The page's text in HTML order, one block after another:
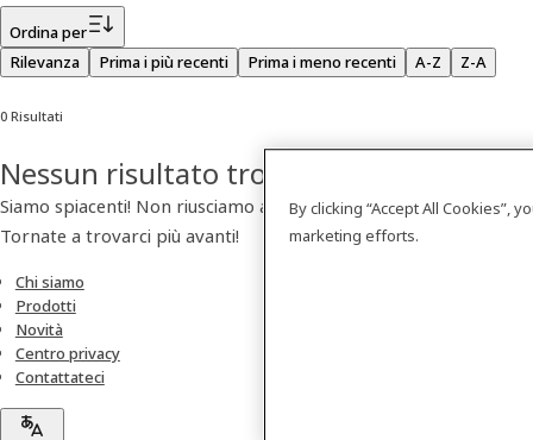
Ordina per
Rilevanza
Prima i più recenti Prima i meno recenti A-Z Z-A
0 Risultati
Nessun risultato trovato
Siamo spiacenti! Non riusciamo a trovare nessun prodotto.
Tornate a trovarci più avanti!
Chi siamo
Prodotti
Novità
Centro privacy
Contattateci
By clicking “Accept All Cookies”,
marketing efforts.